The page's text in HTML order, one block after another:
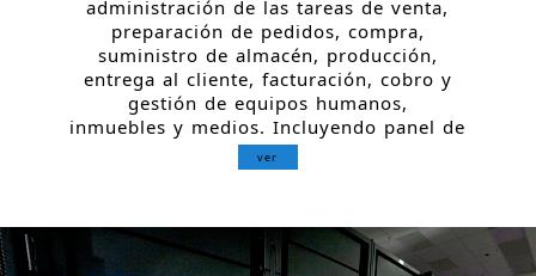
administración de las tareas de venta,
preparación de pedidos, compra,
suministro de almacén, producción,
entrega al cliente, facturación, cobro y
gestión de equipos humanos,
inmuebles y medios. Incluyendo panel de
ver